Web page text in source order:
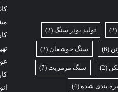
(2) تولید پودر سنگ (2)
(6) سنگ جوشقان (2)
(2) سنگ مرمریت (7)
بندی شده (4)